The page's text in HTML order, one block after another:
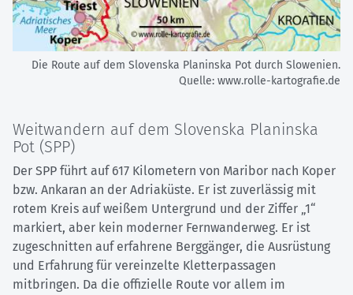
Die Route auf dem Slovenska Planinska Pot durch Slowenien.
Quelle: www.rolle-kartografie.de
Weitwandern auf dem Slovenska Planinska
Pot (SPP)
Der SPP führt auf 617 Kilometern von Maribor nach Koper
bzw. Ankaran an der Adriaküste. Er ist zuverlässig mit
rotem Kreis auf weißem Untergrund und der Ziffer „1“
markiert, aber kein moderner Fernwanderweg. Er ist
zugeschnitten auf erfahrene Berggänger, die Ausrüstung
und Erfahrung für vereinzelte Kletterpassagen
mitbringen. Da die offizielle Route vor allem im